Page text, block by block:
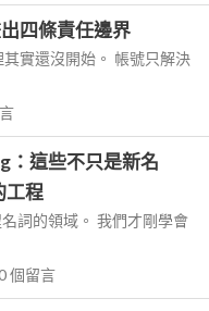
四條責任邊界
實還沒開始。 帳號只解決
：這些不只是新名
工程
詞的領域。 我們才剛學會
個留言